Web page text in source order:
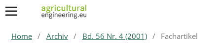
Home / Archiv / Bd. 56 Nr. 4 (2001) / Fachartikel